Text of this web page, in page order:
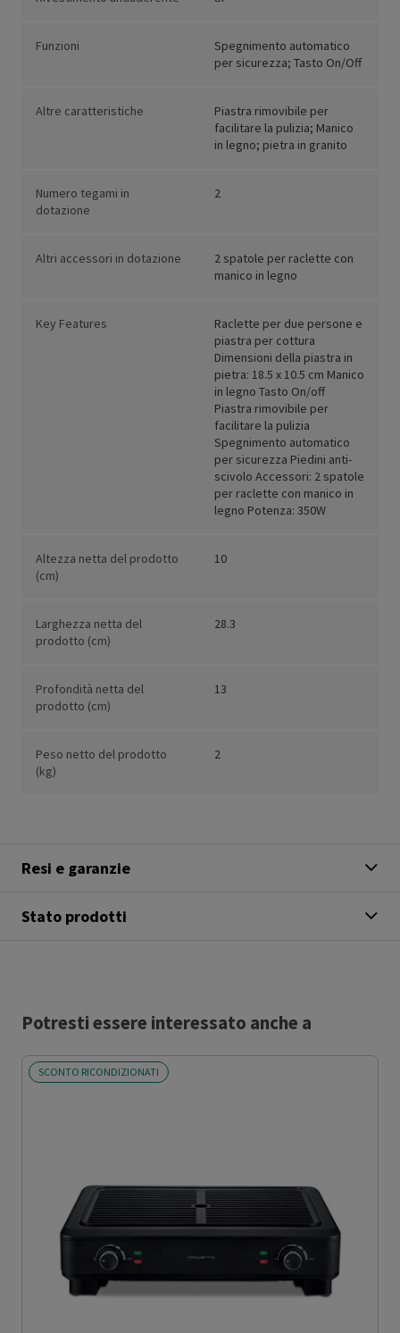
Funzioni
Spegnimento automatico
per sicurezza; Tasto On/Off
Altre caratteristiche
Piastra rimovibile per
facilitare la pulizia; Manico
in legno; pietra in granito
Numero tegami in
dotazione
2
Altri accessori in dotazione
2 spatole per raclette con
manico in legno
Key Features
Raclette per due persone e
piastra per cottura
Dimensioni della piastra in
pietra: 18.5 x 10.5 cm Manico
in legno Tasto On/off
Piastra rimovibile per
facilitare la pulizia
Spegnimento automatico
per sicurezza Piedini anti-
scivolo Accessori: 2 spatole
per raclette con manico in
legno Potenza: 350W
Altezza netta del prodotto
(cm)
10
Larghezza netta del
prodotto (cm)
28.3
Profondità netta del
prodotto (cm)
13
Peso netto del prodotto
(kg)
2
Resi e garanzie
Stato prodotti
Potresti essere interessato anche a
SCONTO RICONDIZIONATI